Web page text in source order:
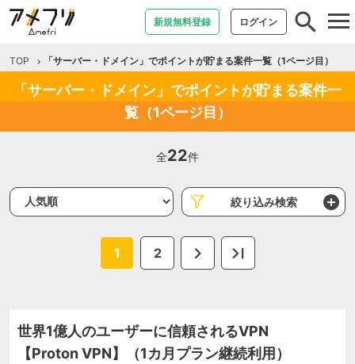
新規無料登録 ログイン
TOP 「サーバー・ドメイン」でポイントが貯まる案件一覧（1ページ目）
「サーバー・ドメイン」でポイントが貯まる案件一
覧（1ページ目）
全22件
絞り込み検索
1 2
世界1億人のユーザーに信頼されるVPN
【Proton VPN】（1カ月プラン継続利用）